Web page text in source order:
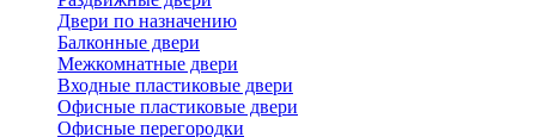
Двери по назначению
Балконные двери
Межкомнатные двери
Входные пластиковые двери
Офисные пластиковые двери
Офисные перегородки